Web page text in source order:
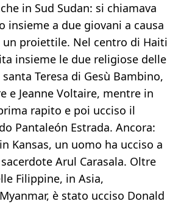
in Sud Sudan: si chiamava
insieme a due giovani a causa
un proiettile. Nel centro di Haiti
insieme le due religiose delle
Teresa di Gesù Bambino,
e Jeanne Voltaire, mentre in
rapito e poi ucciso il
Pantaleón Estrada. Ancora:
Kansas, un uomo ha ucciso a
Arul Carasala. Oltre
Filippine, in Asia,
è stato ucciso Donald